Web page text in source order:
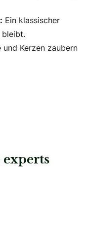
Ein klassischer
bleibt.
und Kerzen zaubern
experts